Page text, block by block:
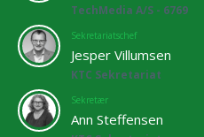
TechMedia A/S - 6769
Sekretariatschef
Jesper Villumsen
KTC Sekretariat
Sekretær
Ann Steffensen